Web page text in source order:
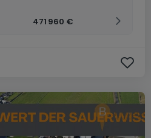
471 960 €